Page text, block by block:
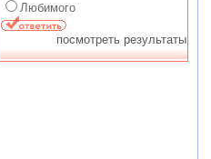
Любимого
посмотреть результаты